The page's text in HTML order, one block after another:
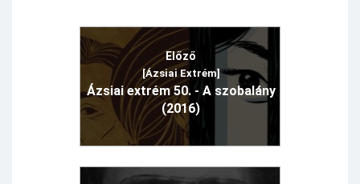
Előző
[Ázsiai Extrém]
Ázsiai extrém 50. - A szobalány
(2016)